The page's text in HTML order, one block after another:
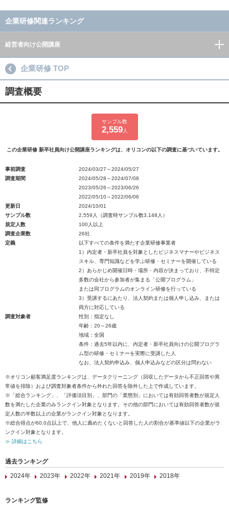
企業研修関連ランキング
経営者向け公開講座
企業研修 TOP
調査概要
サンプル数
2,559人
この企業研修 新卒社員向け公開講座ランキングは、オリコンの以下の調査に基づいています。
事前調査
2024/03/27～2024/05/27
調査期間
2024/05/28～2024/07/08
2023/05/26～2023/06/26
2022/05/10～2022/06/06
更新日
2024/10/01
サンプル数
2,559人（調査時サンプル数3,148人）
規定人数
100人以上
調査企業数
26社
定義
以下すべての条件を満たす企業研修事業者
1）内定者・新卒社員を対象としたビジネスマナーやビジネス
スキル、専門知識などを学ぶ研修・セミナーを開催している
2）あらかじめ開催日時・場所・内容が決まっており、不特定
多数の会社から参加者が集まる「公開プログラム」
または同プログラムのオンライン研修を行っている
3）受講するにあたり、法人契約または個人申し込み、または
両方に対応している
調査対象者
性別：指定なし
年齢：20～26歳
地域：全国
条件：過去5年以内に、内定者・新卒社員向けの公開プログラ
ム型の研修・セミナーを実際に受講した人
なお、法人契約申込み、個人申込みなどの区分は問わない
※オリコン顧客満足度ランキングは、データクリーニング（回収したデータから不正回答や異
常値を排除）および調査対象者条件から外れた回答を除外した上で作成しています。
※「総合ランキング」、「評価項目別」、部門の「業態別」においては有効回答者数が規定人
数を満たした企業のみランクイン対象となります。その他の部門においては有効回答者数が規
定人数の半数以上の企業がランクイン対象となります。
※総合得点が60.0点以上で、他人に薦めたくないと回答した人の割合が基準値以下の企業がラ
ンクイン対象となります。
≫ 詳細はこちら
過去ランキング
2024年
2023年 2022年 2021年 2019年 2018年
ランキング監修